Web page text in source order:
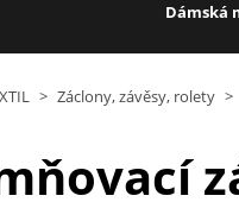
Dámská
> Záclony, závěsy, rolety >